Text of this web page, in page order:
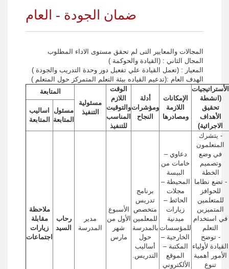
ضمان الجودة - العام
المجالات والمعايير التى لم تحقق مستوى الاداء المطلوب
المجال الثاني : (القيادة والحوكمة )
المعيار : (تعمل القيادة علي تفعيل دور وحدة التدريب والجودة )
الهدف العام :(تدعيم القياده بيئة التعلم المتمركز حول المتعلم )
الأستراتيجيات
(انشطة
تحقيق
الأهداف
الاجرائية)
الإمكانات
اللازمة
ومصادرها
أدلة
ومؤشرات
النجاح
الوقت
اللازم
والتوقيت
المناسب
للتنفيذ
مسئولية
التنفيذ
المتابعة
مسئول
المتابعة
اساليب
المتابعة
- يتشرك
المتعلمون
في وضع
وتصميم
الخطة
- تضع نظاما
للحوافز
للمتعلمين
المتميزين
في استخدام
التعلم
- توضح
القيادة لأولياء
الأمور أهمية
تنوع
دعاوي –
خامات من
البيسة
المحيطة –
مجلات
الحائط –
زيارات
ميدنية
للمؤسسات
الخارجية –
المكتبة –
الموقع
الألكتروني
برنامج
تدريس
متخصص
للمعلمين
بالمدرسة
حول
أساليب
التدريس.
الأسبوع
الأول من
شهر
مارس
مدير
المدرسة
رحاب
السيد
ملاحظة
مقابلة
زيارات
اجتماعات